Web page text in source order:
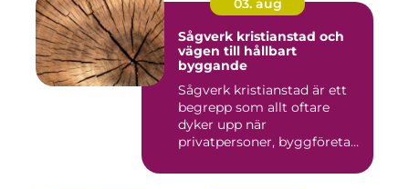
03. aug
Sågverk kristianstad och
vägen till hållbart
byggande
Sågverk kristianstad är ett
begrepp som allt oftare
dyker upp när
privatpersoner, byggföretag